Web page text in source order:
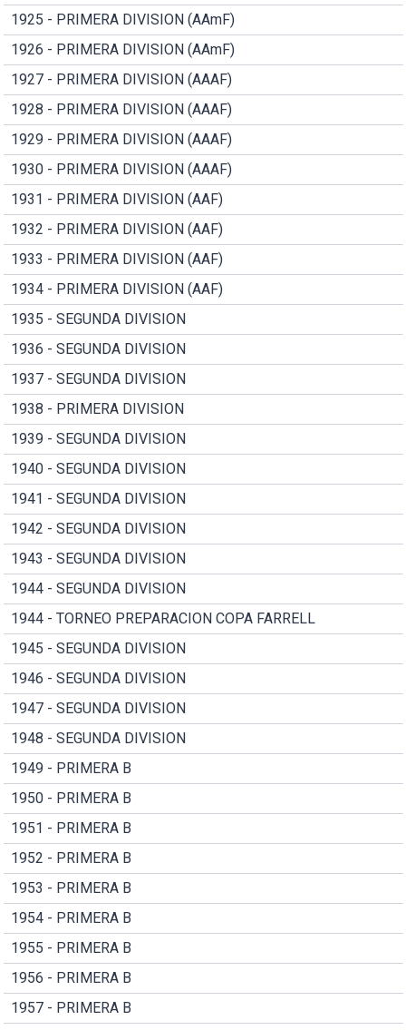
1925 - PRIMERA DIVISION (AAmF)
1926 - PRIMERA DIVISION (AAmF)
1927 - PRIMERA DIVISION (AAAF)
1928 - PRIMERA DIVISION (AAAF)
1929 - PRIMERA DIVISION (AAAF)
1930 - PRIMERA DIVISION (AAAF)
1931 - PRIMERA DIVISION (AAF)
1932 - PRIMERA DIVISION (AAF)
1933 - PRIMERA DIVISION (AAF)
1934 - PRIMERA DIVISION (AAF)
1935 - SEGUNDA DIVISION
1936 - SEGUNDA DIVISION
1937 - SEGUNDA DIVISION
1938 - PRIMERA DIVISION
1939 - SEGUNDA DIVISION
1940 - SEGUNDA DIVISION
1941 - SEGUNDA DIVISION
1942 - SEGUNDA DIVISION
1943 - SEGUNDA DIVISION
1944 - SEGUNDA DIVISION
1944 - TORNEO PREPARACION COPA FARRELL
1945 - SEGUNDA DIVISION
1946 - SEGUNDA DIVISION
1947 - SEGUNDA DIVISION
1948 - SEGUNDA DIVISION
1949 - PRIMERA B
1950 - PRIMERA B
1951 - PRIMERA B
1952 - PRIMERA B
1953 - PRIMERA B
1954 - PRIMERA B
1955 - PRIMERA B
1956 - PRIMERA B
1957 - PRIMERA B